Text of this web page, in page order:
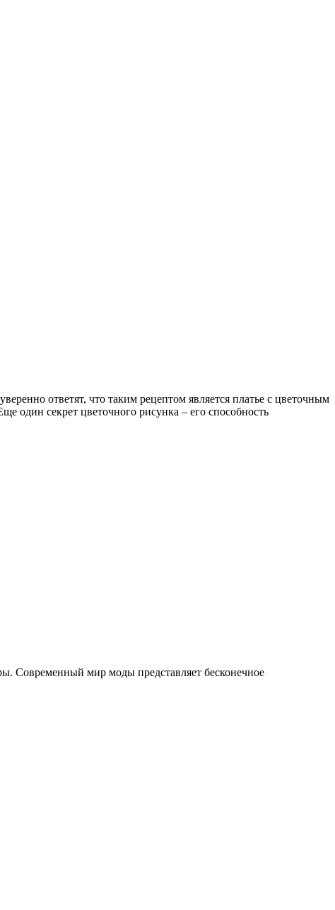
ответят, что таким рецептом является платье с цветочным
один секрет цветочного рисунка – его способность
Современный мир моды представляет бесконечное